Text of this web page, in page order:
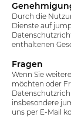
Durch die
Dienste auf
enthaltenen
Fragen
Wenn Sie
möchten oder
insbesondere
uns per E-Mail